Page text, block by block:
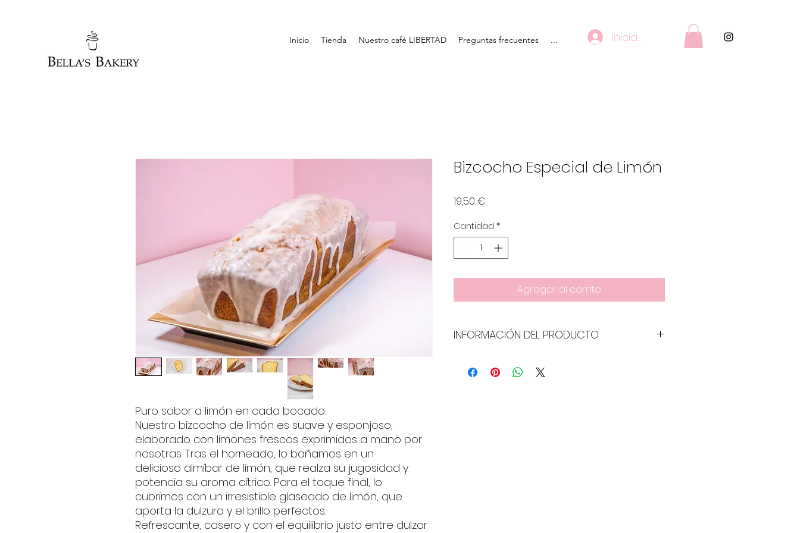
Inicio Tienda Nuestro café LIBERTAD Preguntas frecuentes ... Iniciar sesión
Puro sabor a limón en cada bocado.
Nuestro bizcocho de limón es suave y esponjoso,
elaborado con limones frescos exprimidos a mano por
nosotras. Tras el horneado, lo bañamos en un
delicioso almíbar de limón, que realza su jugosidad y
potencia su aroma cítrico. Para el toque final, lo
cubrimos con un irresistible glaseado de limón, que
aporta la dulzura y el brillo perfectos.
Refrescante, casero y con el equilibrio justo entre dulzor
Bizcocho Especial de Limón
19,50 €
Cantidad *
Agregar al carrito
INFORMACIÓN DEL PRODUCTO
Alérgénos: lácteos, huevos, gluten